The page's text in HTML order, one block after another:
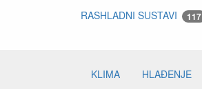
RASHLADNI SUSTAVI 117
KLIMA HLAĐENJE